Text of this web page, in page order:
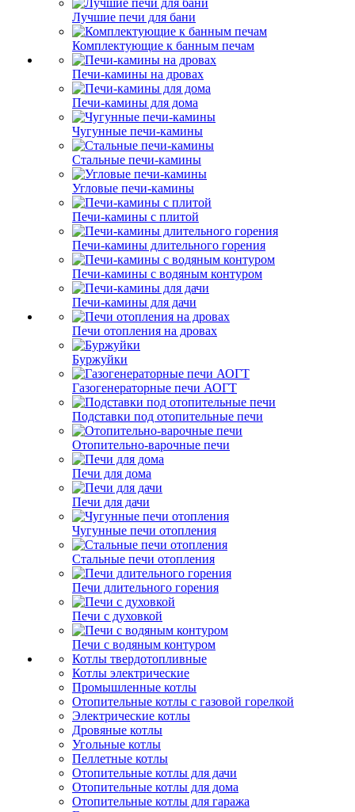
Лучшие печи для бани
Комплектующие к банным печам
Печи-камины на дровах
Печи-камины для дома
Чугунные печи-камины
Стальные печи-камины
Угловые печи-камины
Печи-камины с плитой
Печи-камины длительного горения
Печи-камины с водяным контуром
Печи-камины для дачи
Печи отопления на дровах
Буржуйки
Газогенераторные печи АОГТ
Подставки под отопительные печи
Отопительно-варочные печи
Печи для дома
Печи для дачи
Чугунные печи отопления
Стальные печи отопления
Печи длительного горения
Печи с духовкой
Печи с водяным контуром
Котлы твердотопливные
Котлы электрические
Промышленные котлы
Отопительные котлы с газовой горелкой
Электрические котлы
Дровяные котлы
Угольные котлы
Пеллетные котлы
Отопительные котлы для дачи
Отопительные котлы для дома
Отопительные котлы для гаража